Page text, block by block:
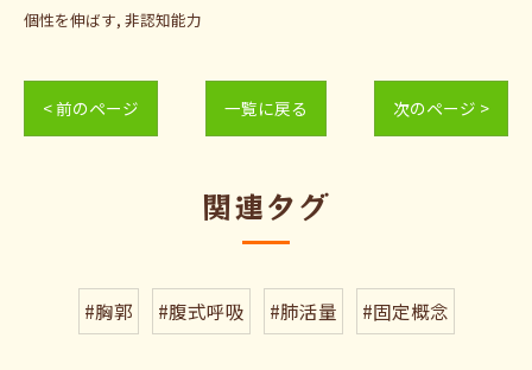
個性を伸ばす 非認知能力
< 前のページ 一覧に戻る 次のページ >
関連タグ
#胸郭 #腹式呼吸 #肺活量 #固定概念